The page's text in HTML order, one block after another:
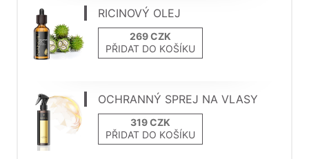
RICINOVÝ OLEJ
PŘIDAT DO KOŠÍKU
OCHRANNÝ SPREJ NA VLASY
PŘIDAT DO KOŠÍKU